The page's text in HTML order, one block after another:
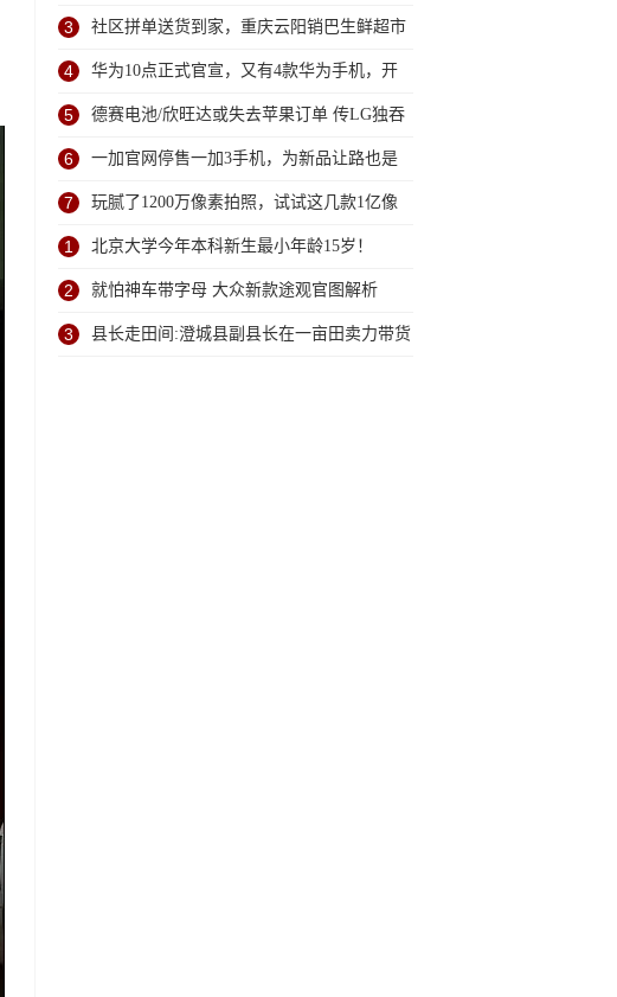
3 社区拼单送货到家，重庆云阳销巴生鲜超市
便民举措受热捧
4 华为10点正式官宣，又有4款华为手机，开
始公测最新系统了
5 德赛电池/欣旺达或失去苹果订单 传LG独吞
iPhone 9电池订单
6 一加官网停售一加3手机，为新品让路也是
拼了
7 玩腻了1200万像素拍照，试试这几款1亿像
素手机，最低只要两千多
1 北京大学今年本科新生最小年龄15岁！
2 就怕神车带字母 大众新款途观官图解析
3 县长走田间:澄城县副县长在一亩田卖力带货